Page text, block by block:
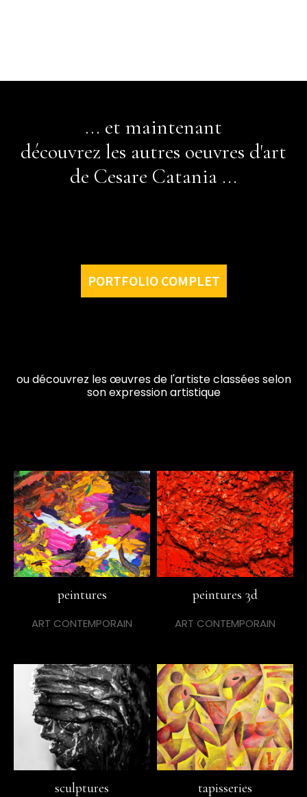
... et maintenant
découvrez les autres oeuvres d'art
de Cesare Catania ...
PORTFOLIO COMPLET
ou découvrez les œuvres de l'artiste classées selon
son expression artistique
peintures
ART CONTEMPORAIN
peintures 3d
ART CONTEMPORAIN
sculptures tapisseries